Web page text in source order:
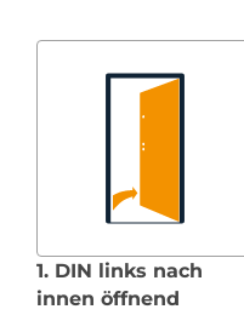
1. DIN links nach
innen öffnend